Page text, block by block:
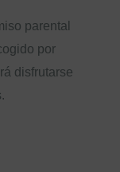
parental
por
disfrutarse